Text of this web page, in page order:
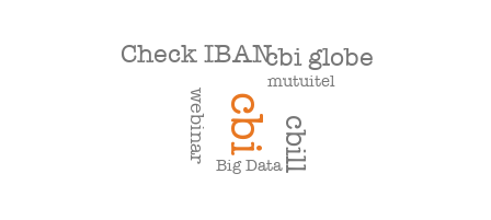
cbi cbill
cbi globe
Check IBAN
webinar
mutuitel
Big Data